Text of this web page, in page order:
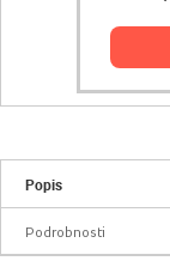
Popis
Podrobnosti